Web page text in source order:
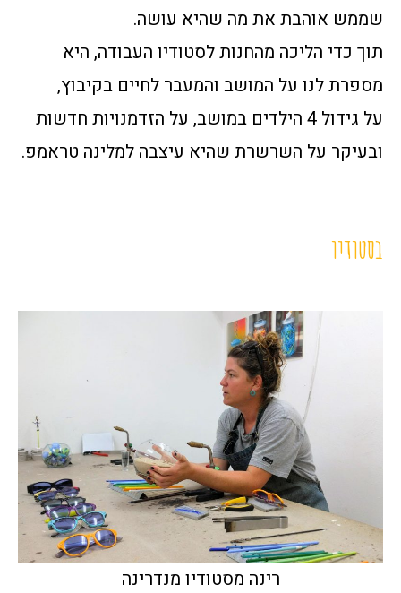
שממש אוהבת את מה שהיא עושה.
תוך כדי הליכה מהחנות לסטודיו העבודה, היא
מספרת לנו על המושב והמעבר לחיים בקיבוץ,
על גידול 4 הילדים במושב, על הזדמנויות חדשות
ובעיקר על השרשרת שהיא עיצבה למלינה טראמפ.
בסטודיו
רינה מסטודיו מנדרינה